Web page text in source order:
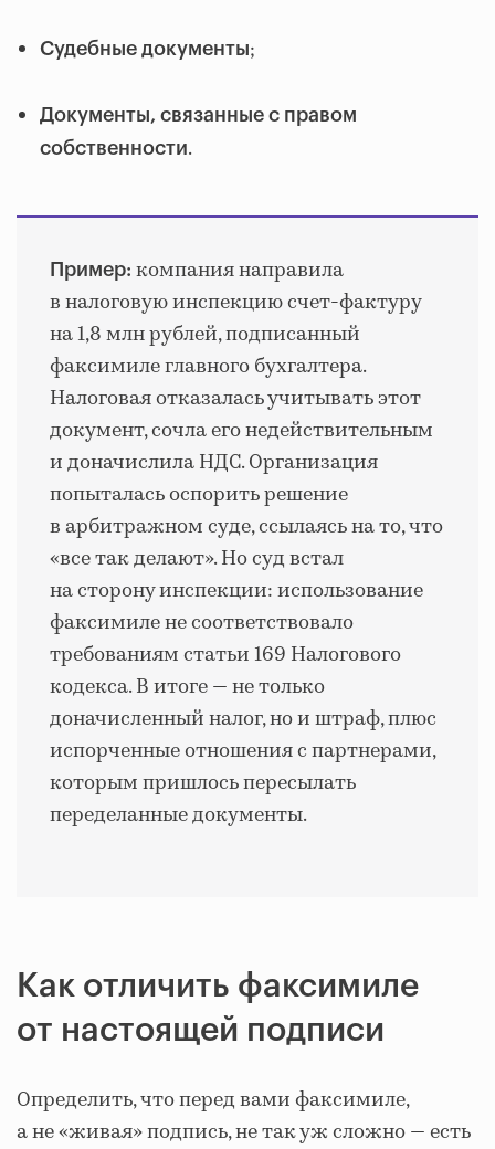
Судебные документы;
Документы, связанные с правом
собственности.
Пример: компания направила
в налоговую инспекцию счет-фактуру
на 1,8 млн рублей, подписанный
факсимиле главного бухгалтера.
Налоговая отказалась учитывать этот
документ, сочла его недействительным
и доначислила НДС. Организация
попыталась оспорить решение
в арбитражном суде, ссылаясь на то, что
«все так делают». Но суд встал
на сторону инспекции: использование
факсимиле не соответствовало
требованиям статьи 169 Налогового
кодекса. В итоге — не только
доначисленный налог, но и штраф, плюс
испорченные отношения с партнерами,
которым пришлось пересылать
переделанные документы.
Как отличить факсимиле
от настоящей подписи
Определить, что перед вами факсимиле,
а не «живая» подпись, не так уж сложно — есть